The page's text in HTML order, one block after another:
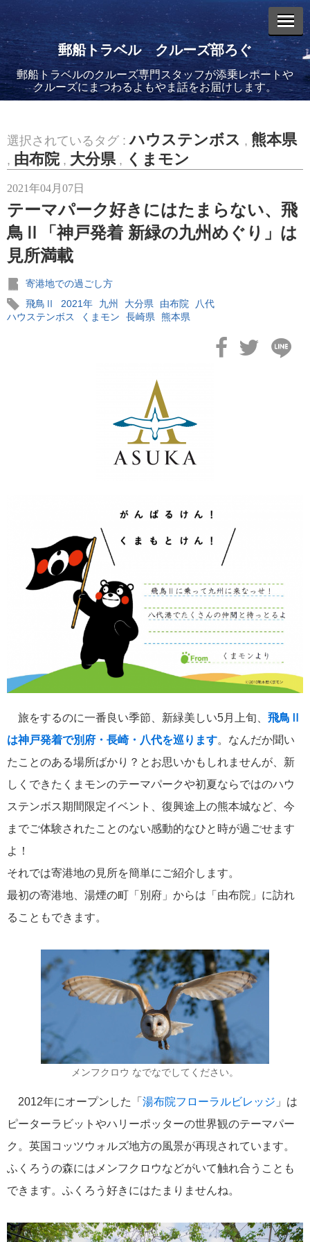
郵船トラベル クルーズ部ろぐ
郵船トラベルのクルーズ専門スタッフが添乗レポートや
クルーズにまつわるよもやま話をお届けします。
選択されているタグ :ハウステンボス , 熊本県
, 由布院, 大分県, くまモン
2021年04月07日
テーマパーク好きにはたまらない、飛
鳥Ⅱ「神戸発着 新緑の九州めぐり」は
見所満載
寄港地での過ごし方
飛鳥Ⅱ
2021年 九州 大分県 由布院
八代
ハウステンボス
くまモン 長崎県 熊本県
旅をするのに一番良い季節、新緑美しい5月上旬、 飛鳥Ⅱ
は神戸発着で別府・長崎・八代を巡ります。なんだか聞い
たことのある場所ばかり？とお思いかもしれませんが、新
しくできたくまモンのテーマパークや初夏ならではのハウ
ステンボス期間限定イベント、復興途上の熊本城など、今
までご体験されたことのない感動的なひと時が過ごせます
よ！
それでは寄港地の見所を簡単にご紹介します。
最初の寄港地、湯煙の町「別府」からは「由布院」に訪れ
ることもできます。
メンフクロウ なでなでしてください。
2012年にオープンした「 湯布院フローラルビレッジ 」は
ピーターラビットやハリーポッターの世界観のテーマパー
ク。英国コッツウォルズ地方の風景が再現されています。
ふくろうの森にはメンフクロウなどがいて触れ合うことも
できます。ふくろう好きにはたまりませんね。
エントリーリスト
バイキング・エデンに乗船してきました！(2)
2026年08月05日
バイキング・エデンに乗船してきました！(1)
飛鳥II アジアグランドクルーズおかえりなさい！
飛鳥II 2027年オセアニアグランドクルーズ発表！
2026年02月04日
飛鳥II 小山薫堂×飛鳥II～洋上の大人の文化祭～本日発売です
飛鳥II シンガポール寄港中です！
ねずみ君のつぶやき♪
飛鳥II
世界一周クルーズ
飛鳥II 2018年世界一周クルーズ
にっぽん丸
初夏の日本一周
ぱしふぃっく びいなす
ぱしふぃっくびいなすチャーター
プリンセス・クルーズ 110
クリスタル・クルーズ